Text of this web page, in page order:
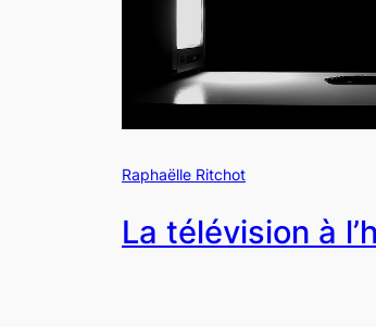
Raphaëlle Ritchot
La télévision à